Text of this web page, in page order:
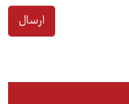
ارسال